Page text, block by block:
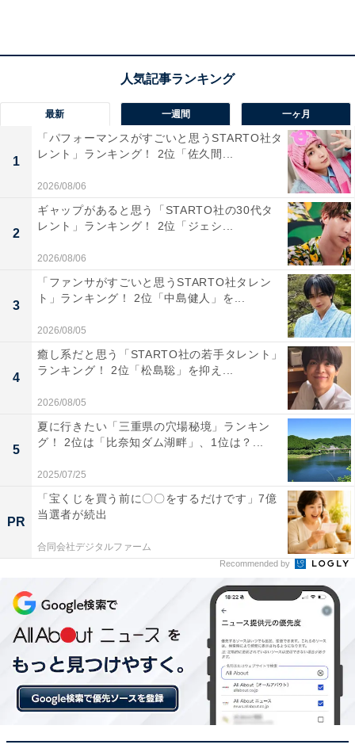
「特産品が美味しそうだから」（20代男性／埼玉
県）
1位：厚岸グルメパーク（厚岸郡厚岸町）／45票
厚岸町にある「厚岸グルメパーク」は、全国的にも有名
な牡蠣（カキ）の銘産地として知られる道の駅です。施
設内のレストランでは、一年中出荷される新鮮で濃厚な
生カキや焼きカキ、カキフライなどのカキ尽くし料理が
味わえます。豊かな海と山に囲まれた厚岸の地理的魅力
をぜいたくに凝縮した、まさにグルメの殿堂です。
回答者コメント
「道の駅の名前にもなっているグルメという言葉の
通り、美味しいグルメがたくさん揃っています。一
最新 一週間 一ヶ月
1
「パフォーマンスがすごいと思うSTARTO社タ
レント」ランキング！ 2位「佐久間...
2026/08/06
2
ギャップがあると思う「STARTO社の30代タ
レント」ランキング！ 2位「ジェシ...
2026/08/06
3
「ファンサがすごいと思うSTARTO社タレン
ト」ランキング！ 2位「中島健人」を...
2026/08/05
4
癒し系だと思う「STARTO社の若手タレント」
ランキング！ 2位「松島聡」を抑え...
2026/08/05
5
夏に行きたい「三重県の穴場秘境」ランキン
グ！ 2位は「比奈知ダム湖畔」、1位は？...
2025/07/25
PR
「宝くじを買う前に〇〇をするだけです」7億
当選者が続出
合同会社デジタルファーム
Recommended by